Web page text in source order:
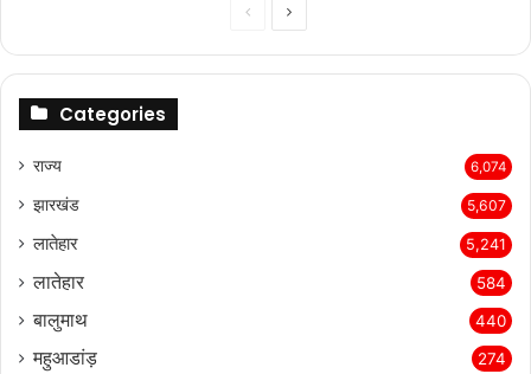
PreviousNext
Categories
राज्‍य 6,074
झारखंड 5,607
लातेहार 5,241
लातेहार 584
बालुमाथ 440
महुआडांड़ 274